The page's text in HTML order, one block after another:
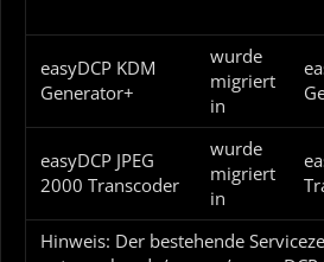
easyDCP KDM
Generator+
wurde
migriert
in
easyDCP JPEG
2000 Transcoder
wurde
migriert
in
Hinweis: Der bestehende